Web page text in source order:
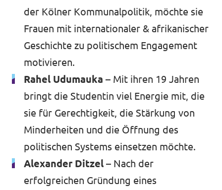
der Kölner Kommunalpolitik, möchte sie
Frauen mit internationaler & afrikanischer
Geschichte zu politischem Engagement
motivieren.
Rahel Udumauka – Mit ihren 19 Jahren
bringt die Studentin viel Energie mit, die
sie für Gerechtigkeit, die Stärkung von
Minderheiten und die Öffnung des
politischen Systems einsetzen möchte.
Alexander Ditzel – Nach der
erfolgreichen Gründung eines